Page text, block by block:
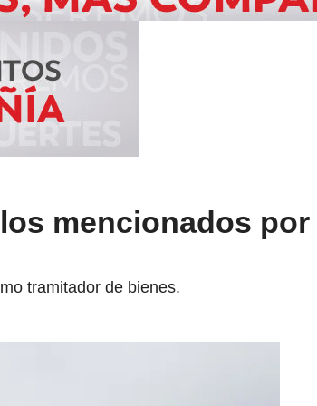
mencionados por
tramitador de bienes.